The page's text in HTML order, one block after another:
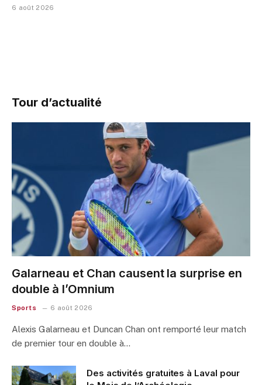
6 août 2026
Tour d’actualité
Galarneau et Chan causent la surprise en
double à l’Omnium
Sports 6 août 2026
Alexis Galarneau et Duncan Chan ont remporté leur match
de premier tour en double à…
Des activités gratuites à Laval pour